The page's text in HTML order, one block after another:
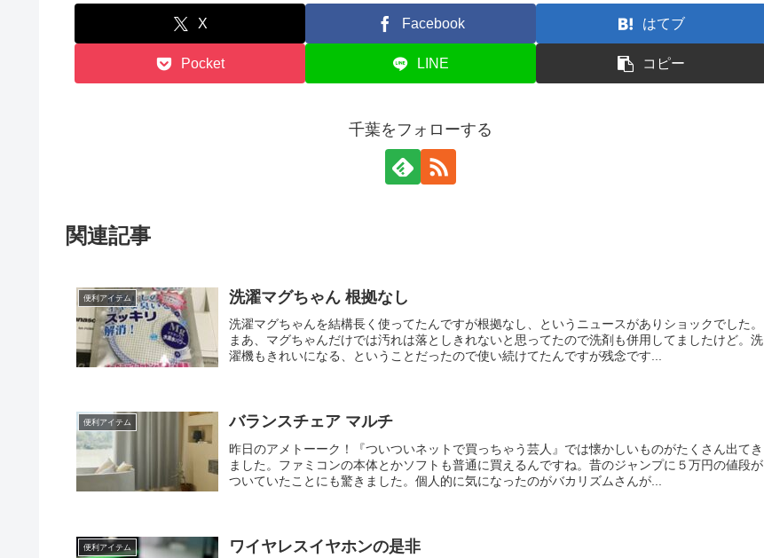
X Facebook はてブ
Pocket LINE コピー
千葉をフォローする
関連記事
便利アイテム 洗濯マグちゃん 根拠なし
洗濯マグちゃんを結構長く使ってたんですが根拠なし、というニュースがありショックでした。
まあ、マグちゃんだけでは汚れは落としきれないと思ってたので洗剤も併用してましたけど。洗
濯機もきれいになる、ということだったので使い続けてたんですが残念です...
便利アイテム バランスチェア マルチ
昨日のアメトーーク！『ついついネットで買っちゃう芸人』では懐かしいものがたくさん出てき
ました。ファミコンの本体とかソフトも普通に買えるんですね。昔のジャンプに５万円の値段が
ついていたことにも驚きました。個人的に気になったのがバカリズムさんが...
便利アイテム ワイヤレスイヤホンの是非